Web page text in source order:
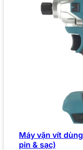
Máy vặn vít
pin & sạc)